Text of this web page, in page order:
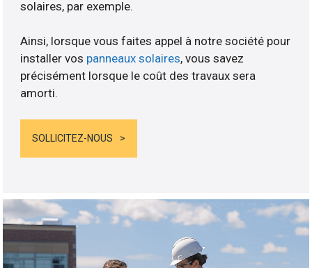
solaires, par exemple.
Ainsi, lorsque vous faites appel à notre société pour
installer vos panneaux solaires, vous savez
précisément lorsque le coût des travaux sera
amorti.
SOLLICITEZ-NOUS